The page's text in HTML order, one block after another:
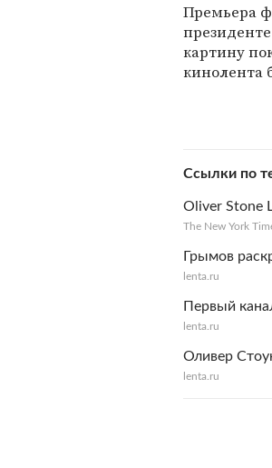
Премьера
картину
кинолента
Ссылки по
Oliver Stone
The New York
Грымов
lenta.ru
Первый
lenta.ru
Оливер
lenta.ru